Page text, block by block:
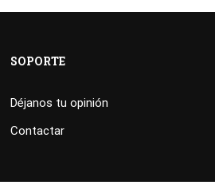
SOPORTE
Déjanos tu opinión
Contactar